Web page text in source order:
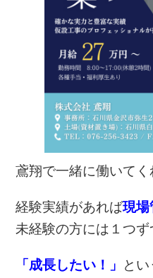
鳶翔で一緒に働いてく
経験実績があれば現場
未経験の方には１つ
「成長したい！」
と